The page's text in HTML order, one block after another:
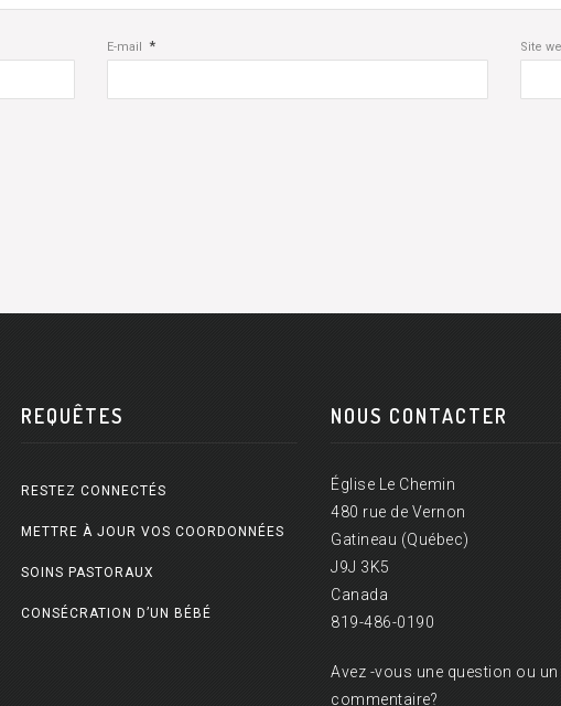
E-mail * Site
REQUÊTES
RESTEZ CONNECTÉS
METTRE À JOUR VOS COORDONNÉES
SOINS PASTORAUX
CONSÉCRATION D’UN BÉBÉ
NOUS CONTACTER
Église Le Chemin
480 rue de Vernon
Gatineau (Québec)
J9J 3K5
Canada
819-486-0190
Avez -vous une question ou un
commentaire?